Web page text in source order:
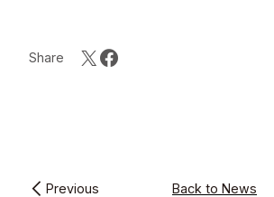
Share
Previous Back to News